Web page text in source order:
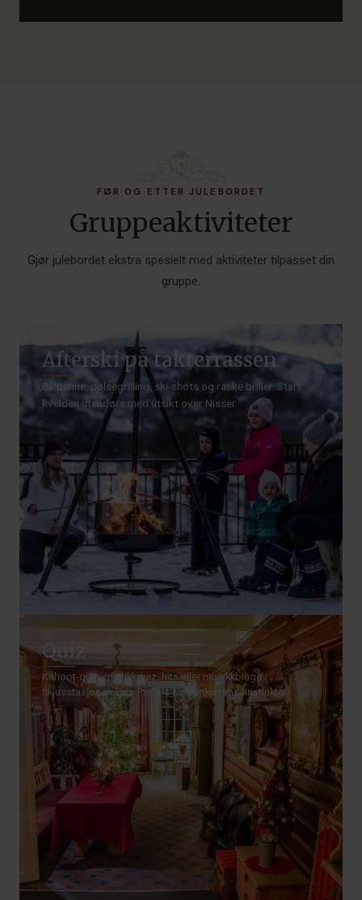
FØR OG ETTER JULEBORDET
Gruppeaktiviteter
Gjør julebordet ekstra spesielt med aktiviteter tilpasset din
gruppe.
Afterski på takterrassen
Bålpanne, pølsegrilling, ski-shots og raske briller. Start
kvelden utendørs med utsikt over Nisser.
Quiz
Kahoot-quiz, musikkquiz, hits eller musikkbingo i
Skjusstasjonen Pub. Perfekt for konkurranseinstinktet.